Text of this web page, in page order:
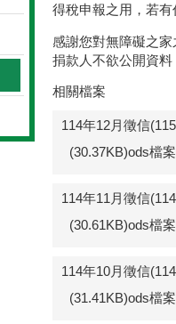
得稅申報之用，若有
感謝您對無障礙之
捐款人不欲公開資料
相關檔案
114年12月徵信
(30.37KB)ods檔
114年11月徵信
(30.61KB)ods檔
114年10月徵信
(31.41KB)ods檔